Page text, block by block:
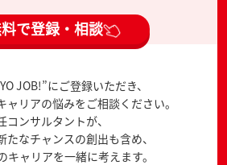
で登録・相談
JOB!”にご登録いただき、
ャリアの悩みをご相談ください。
コンサルタントが、
たなチャンスの創出も含め、
キャリアを一緒に考えます。